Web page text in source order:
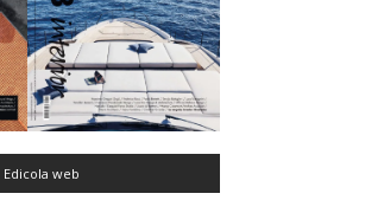
Edicola web